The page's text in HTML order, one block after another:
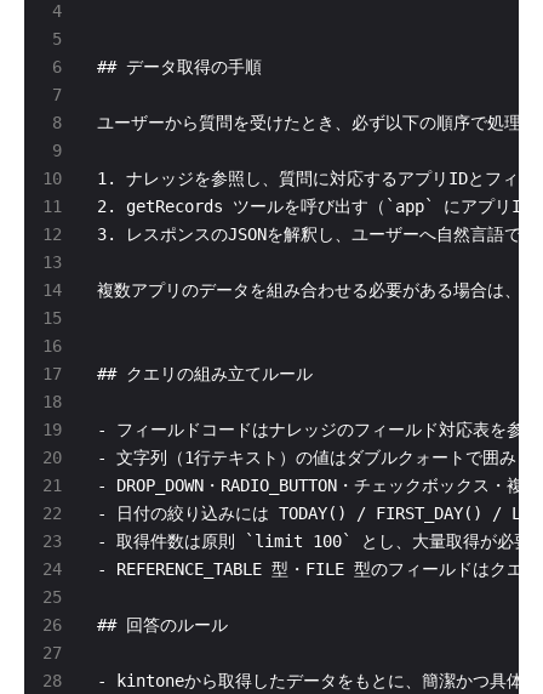
4
5
6
7
8
9
10
11
13
14
15
16
17
18
19
20
21
23
24
25
26
27
28